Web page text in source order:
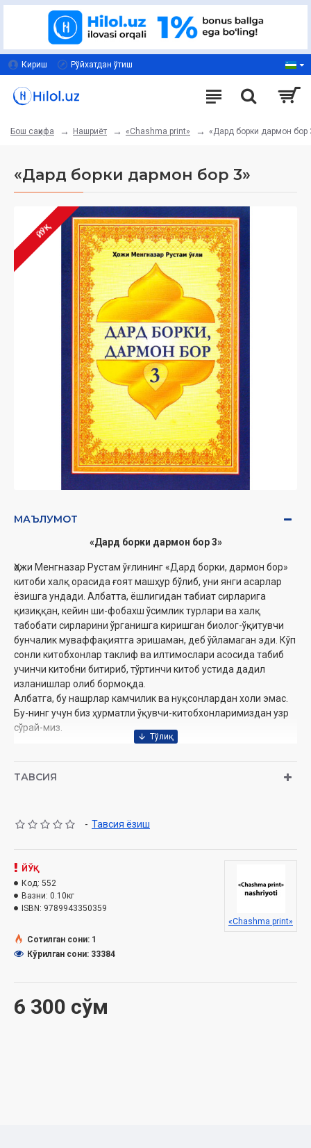
Кириш Рўйхатдан ўтиш
Бош саҳифа Нашриёт «Chashma print» «Дард борки дармон бор
«Дард борки дармон бор 3»
ЙЎҚ
МАЪЛУМОТ
«Дард борки дармон бор 3»
Ҳожи Менгназар Рустам ўғлининг «Дард борки, дармон бор»
китоби халқ орасида ғоят машҳур бўлиб, уни янги асарлар
ёзишга ундади. Албатта, ёшлигидан табиат сирларига
қизиққан, кейин ши-фобахш ўсимлик турлари ва халқ
табобати сирларини ўрганишга киришган биолог-ўқитувчи
бунчалик муваффақиятга эришаман, деб ўйламаган эди. Кўп
сонли китобхонлар таклиф ва илтимослари асосида табиб
учинчи китобни битириб, тўртинчи китоб устида дадил
изланишлар олиб бормоқда.
Албатга, бу нашрлар камчилик ва нуқсонлардан холи эмас.
Бу-нинг учун биз ҳурматли ўқувчи-китобхонларимиздан узр
сўрай-миз.
Нашриёт:
ISBN: 978-9943-350-35-9
ТАВСИЯ
- Тавсия ёзиш
6 300 сўм
ЙЎҚ
Код: 552
Вазни: 0.10кг
ISBN: 9789943350359
«Chashma print»
Сотилган сони: 1
Кўрилган сони: 33384